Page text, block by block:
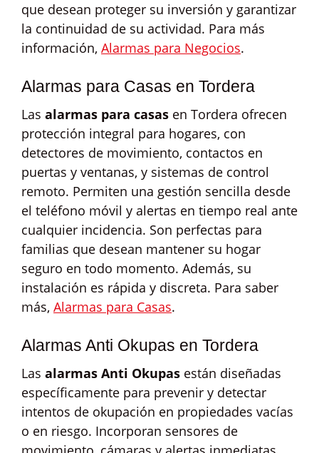
que desean proteger su inversión y garantizar
la continuidad de su actividad. Para más
información, Alarmas para Negocios.
Alarmas para Casas en Tordera
Las alarmas para casas en Tordera ofrecen
protección integral para hogares, con
detectores de movimiento, contactos en
puertas y ventanas, y sistemas de control
remoto. Permiten una gestión sencilla desde
el teléfono móvil y alertas en tiempo real ante
cualquier incidencia. Son perfectas para
familias que desean mantener su hogar
seguro en todo momento. Además, su
instalación es rápida y discreta. Para saber
más, Alarmas para Casas.
Alarmas Anti Okupas en Tordera
Las alarmas Anti Okupas están diseñadas
específicamente para prevenir y detectar
intentos de okupación en propiedades vacías
o en riesgo. Incorporan sensores de